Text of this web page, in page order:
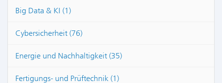
Big Data & KI (1)
Cybersicherheit (76)
Energie und Nachhaltigkeit (35)
Fertigungs- und Prüftechnik (1)